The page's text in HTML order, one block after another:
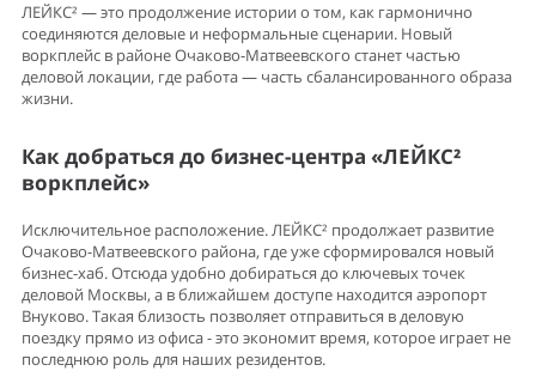
ЛЕЙКС² — это продолжение истории о том, как гармонично
соединяются деловые и неформальные сценарии. Новый
воркплейс в районе Очаково-Матвеевского станет частью
деловой локации, где работа — часть сбалансированного образа
жизни.
Как добраться до бизнес-центра «ЛЕЙКС²
воркплейс»
Исключительное расположение. ЛЕЙКС² продолжает развитие
Очаково-Матвеевского района, где уже сформировался новый
бизнес-хаб. Отсюда удобно добираться до ключевых точек
деловой Москвы, а в ближайшем доступе находится аэропорт
Внуково. Такая близость позволяет отправиться в деловую
поездку прямо из офиса - это экономит время, которое играет не
последнюю роль для наших резидентов.